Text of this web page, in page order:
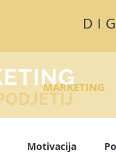
MARKETING
Motivacija